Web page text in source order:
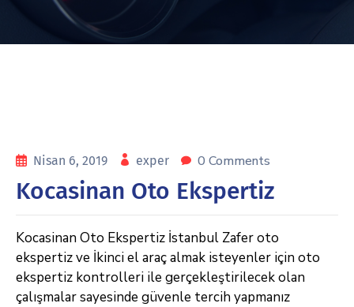
Nisan 6, 2019 exper 0 Comments
Kocasinan Oto Ekspertiz
Kocasinan Oto Ekspertiz İstanbul Zafer oto
ekspertiz ve İkinci el araç almak isteyenler için oto
ekspertiz kontrolleri ile gerçekleştirilecek olan
çalışmalar sayesinde güvenle tercih yapmanız